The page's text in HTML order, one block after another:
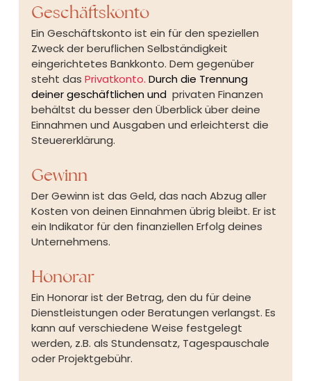
Geschäftskonto
Ein Geschäftskonto ist ein für den speziellen
Zweck der beruflichen Selbständigkeit
eingerichtetes Bankkonto. Dem gegenüber
steht das Privatkonto. Durch die Trennung
deiner geschäftlichen und privaten Finanzen
behältst du besser den Überblick über deine
Einnahmen und Ausgaben und erleichterst die
Steuererklärung.
Gewinn
Der Gewinn ist das Geld, das nach Abzug aller
Kosten von deinen Einnahmen übrig bleibt. Er ist
ein Indikator für den finanziellen Erfolg deines
Unternehmens.
Honorar
Ein Honorar ist der Betrag, den du für deine
Dienstleistungen oder Beratungen verlangst. Es
kann auf verschiedene Weise festgelegt
werden, z.B. als Stundensatz, Tagespauschale
oder Projektgebühr.